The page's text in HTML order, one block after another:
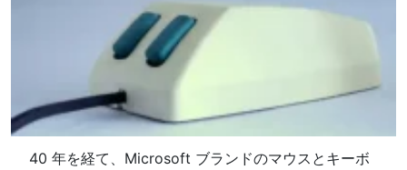
40 年を経て、Microsoft ブランドのマウスとキーボ